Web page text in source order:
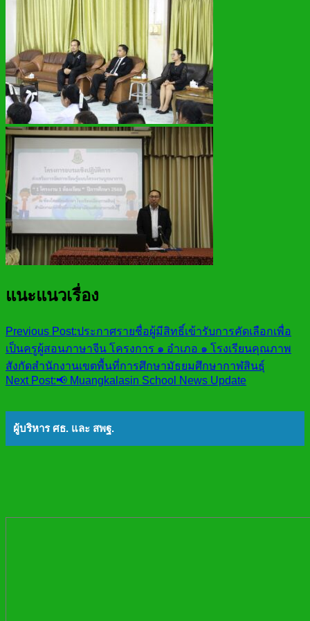
แนะแนวเรื่อง
Previous Post:ประกาศรายชื่อผู้มีสิทธิ์เข้ารับการคัดเลือกเพื่อ
เป็นครูผู้สอนภาษาจีน โครงการ ๑ อำเภอ ๑ โรงเรียนคุณภาพ
สังกัดสำนักงานเขตพื้นที่การศึกษามัธยมศึกษากาฬสินธุ์
Next Post:📢 Muangkalasin School News Update
ผู้บริหาร ศธ. และ สพฐ.